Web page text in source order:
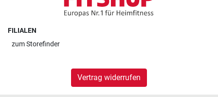
FILIALEN
zumStorefinder
Vertrag widerrufen